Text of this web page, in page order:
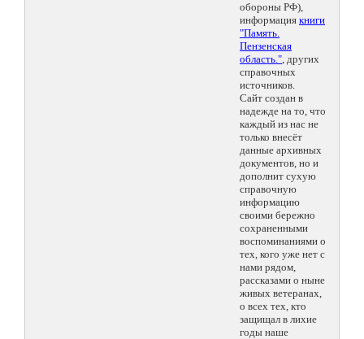
обороны РФ),
информация книги
"Память.
Пензенская
область.", других
справочных
источников.
Сайт создан в
надежде на то, что
каждый из нас не
только внесёт
данные архивных
документов, но и
дополнит сухую
справочную
информацию
своими бережно
сохраненными
воспоминаниями о
тех, кого уже нет с
нами рядом,
рассказами о ныне
живых ветеранах,
о всех тех, кто
защищал в лихие
годы наше